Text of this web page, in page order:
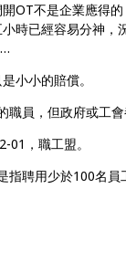
OT不是企業應得
時已經容易分神
小小的賠償。
員，但政府或工
，職工盟。
聘用少於100名員